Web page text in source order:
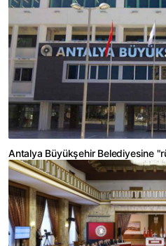
Antalya Büyükşehir Belediyesine